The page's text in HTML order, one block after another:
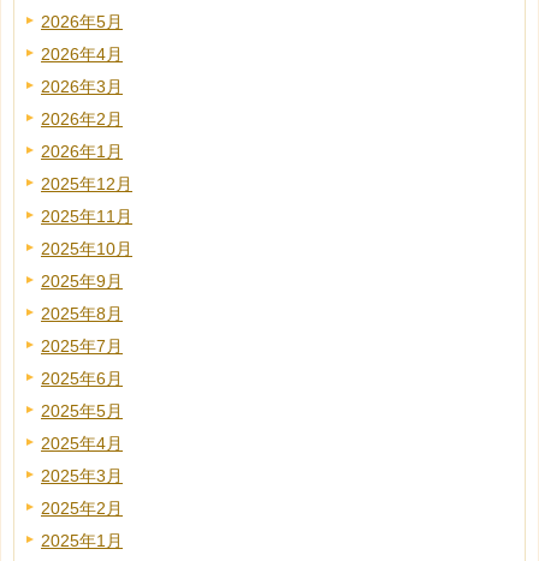
2026年5月
2026年4月
2026年3月
2026年2月
2026年1月
2025年12月
2025年11月
2025年10月
2025年9月
2025年8月
2025年7月
2025年6月
2025年5月
2025年4月
2025年3月
2025年2月
2025年1月